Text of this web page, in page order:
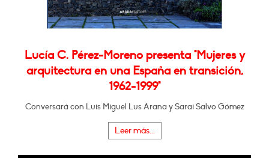
Lucía C. Pérez-Moreno presenta "Mujeres y
arquitectura en una España en transición,
1962-1999"
Conversará con Luis Miguel Lus Arana y Sarai Salvo Gómez
Leer más...